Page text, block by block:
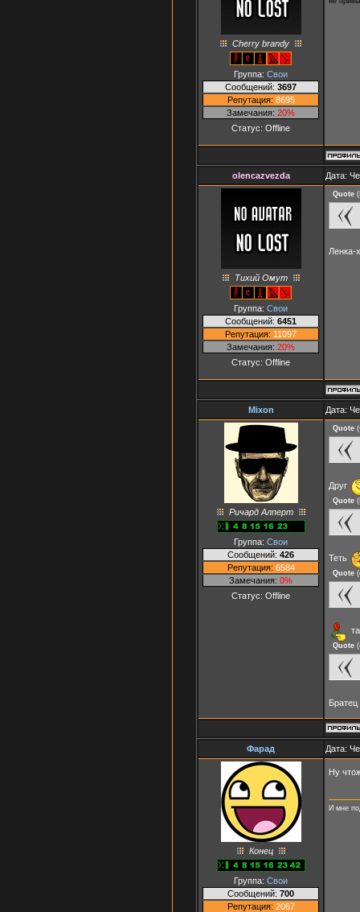
Сherry brandy
Группа: Свои
Сообщений: 3697
Репутация: 8695
Замечания: 20%
Статус: Offline
olencazvezda Дата:
Тихий Омут
Группа: Свои
Сообщений: 6451
Репутация: 11097
Замечания: 20%
Статус: Offline
Quote (
Ленка-
Mixon Дата:
Ричард Алперт
Группа: Свои
Сообщений: 426
Репутация: 6584
Замечания: 0%
Статус: Offline
Quote (
Друг
Quote (
Теть
Quote (
Quote (
Братец
Фарад Дата:
Конец
Группа: Свои
Сообщений: 700
Репутация: 2067
Ну
И мне